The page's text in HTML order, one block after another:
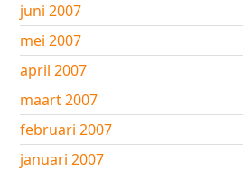
juni 2007
mei 2007
april 2007
maart 2007
februari 2007
januari 2007